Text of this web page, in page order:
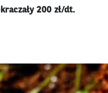
200 zł/dt.